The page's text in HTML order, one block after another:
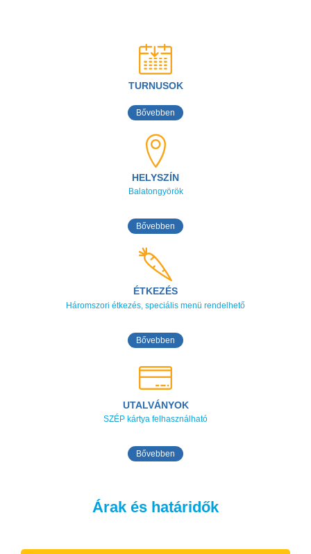
TURNUSOK
Bővebben
HELYSZÍN
Balatongyörök
Bővebben
ÉTKEZÉS
Háromszori étkezés, speciális menü rendelhető
Bővebben
UTALVÁNYOK
SZÉP kártya felhasználható
Bővebben
Árak és határidők